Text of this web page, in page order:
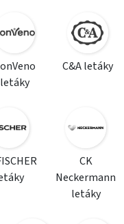
letáky
C&A letáky
CK
Neckermann
letáky